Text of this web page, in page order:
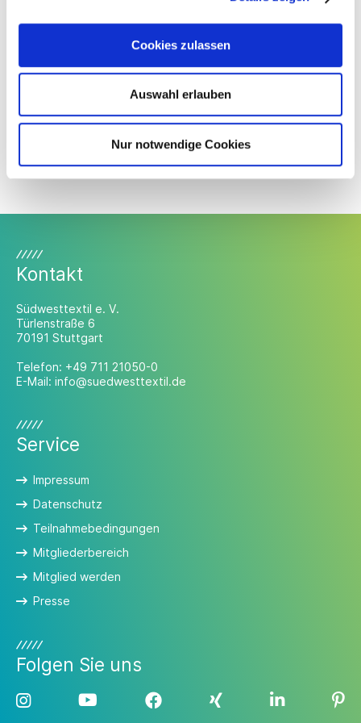
Cookies zulassen
Auswahl erlauben
Nur notwendige Cookies
Das Projekt „CyberProtect“ wird gemeinsam vom FZI
Forschungszentrum Informatik, dem Fraunhofer-Institut für
Optronik, Systemtechnik und Bildauswertung IOSB (beide in
Karlsruhe) und dem Fraunhofer-Institut für
Produktionstechnik und Automatisierung IPA in Stuttgart
durchgeführt. Es läuft bis Oktober 2020.
Ministerium für Wirtschaft, Arbeit und
Kontakt
Südwesttextil e. V.
Türlenstraße 6
70191 Stuttgart
Telefon: +49 711 21050-0
E-Mail: info@suedwesttextil.de
Service
Impressum
Datenschutz
Teilnahmebedingungen
Mitgliederbereich
Mitglied werden
Presse
Folgen Sie uns